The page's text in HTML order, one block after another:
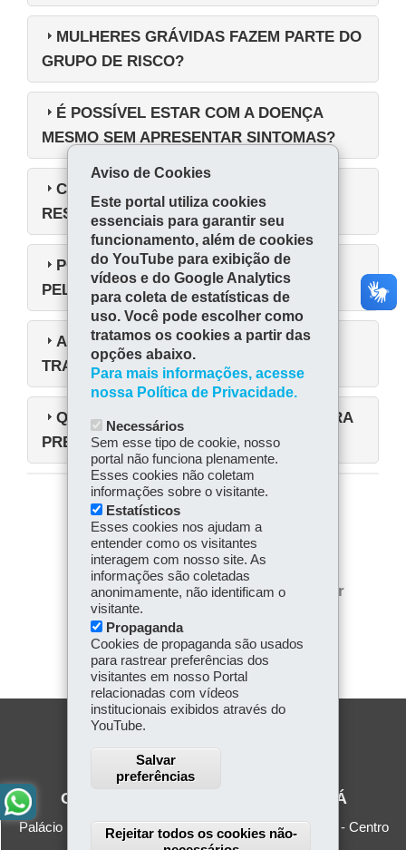
MULHERES GRÁVIDAS FAZEM PARTE DO
GRUPO DE RISCO?
É POSSÍVEL ESTAR COM A DOENÇA
MESMO SEM APRESENTAR SINTOMAS?
COMO DIFERENCIAR A COVID-19 DO
RESFRIADO E DA GRIPE?
POSSO CONTRAIR O CORONAVÍRUS
PELO AR?
ANIMAIS DE ESTIMAÇÃO PODEM
TRANSMITIR O NOVO CORONAVÍRUS?
QUAIS REMÉDIOS POSSO TOMAR PARA
PREVENIR OU COMBATER A COVID-19?
COMPARTILHE:
Facebook
Twitter
Voltar Início
Imprimir
GOVERNO DO ESTADO DO PARANÁ
Palácio Iguaçu - Praça Nossa Senhora de Salette, s/n - Centro
Cívico
Aviso de Cookies
Este portal utiliza cookies
essenciais para garantir seu
funcionamento, além de cookies
do YouTube para exibição de
vídeos e do Google Analytics
para coleta de estatísticas de
uso. Você pode escolher como
tratamos os cookies a partir das
opções abaixo.
Para mais informações, acesse
nossa Política de Privacidade.
Necessários
Sem esse tipo de cookie, nosso
portal não funciona plenamente.
Esses cookies não coletam
informações sobre o visitante.
Estatísticos
Esses cookies nos ajudam a
entender como os visitantes
interagem com nosso site. As
informações são coletadas
anonimamente, não identificam o
visitante.
Propaganda
Cookies de propaganda são usados
para rastrear preferências dos
visitantes em nosso Portal
relacionadas com vídeos
institucionais exibidos através do
YouTube.
Salvar
preferências
Rejeitar todos os cookies não-